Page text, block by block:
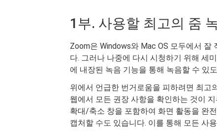
1부. 사용할 최고의 줌
Zoom은 Windows와 Mac OS 모두에서
다. 그러나 나중에 다시 시청하기 위해 세
에 내장된 녹음 기능을 통해 녹음할 수 있
위에서 언급한 번거로움을 피하려면 최고
웹에서 모든 권장 사항을 확인하는 것이
확대/축소 창을 포함하여 화면 활동을 완
캡처할 수도 있습니다. 이를 통해 모든 사